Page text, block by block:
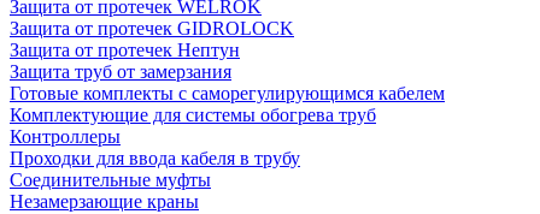
Защита от протечек WELROK
Защита от протечек GIDROLOCK
Защита от протечек Нептун
Защита труб от замерзания
Готовые комплекты с саморегулирующимся кабелем
Комплектующие для системы обогрева труб
Контроллеры
Проходки для ввода кабеля в трубу
Соединительные муфты
Незамерзающие краны